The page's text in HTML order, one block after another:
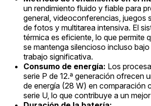
un rendimiento fluido y fiable para
general, videoconferencias, juegos
de fotos y multitarea intensiva. El
térmica es eficiente, lo que permite
se mantenga silencioso incluso
trabajo significativa.
Consumo de energía: Los
serie P de 12.ª generación ofrecen
de energía (28 W) en comparación
serie U, lo que contribuye a un